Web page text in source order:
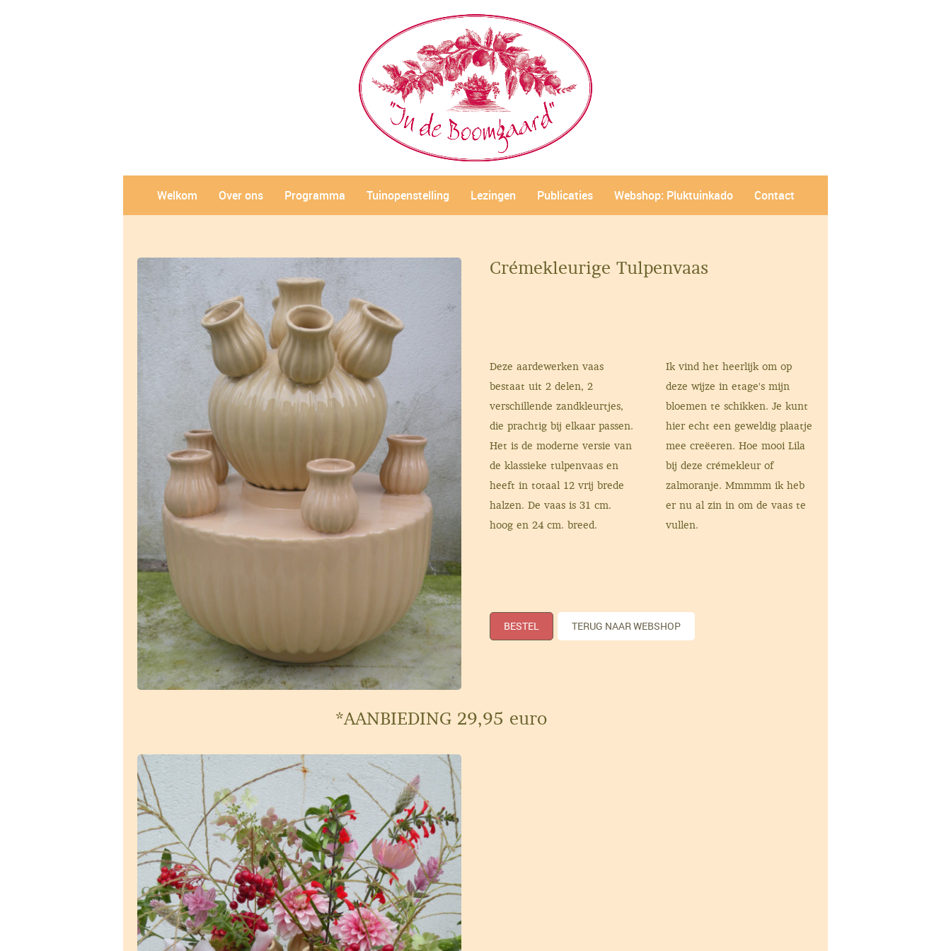
Welkom Over ons Programma Tuinopenstelling Lezingen Publicaties Webshop: Pluktuinkado Contact
Crémekleurige Tulpenvaas
Deze aardewerken vaas
bestaat uit 2 delen, 2
verschillende zandkleurtjes,
die prachtig bij elkaar passen.
Het is de moderne versie van
de klassieke tulpenvaas en
heeft in totaal 12 vrij brede
halzen. De vaas is 31 cm.
hoog en 24 cm. breed.
Ik vind het heerlijk om op
deze wijze in etage's mijn
bloemen te schikken. Je kunt
hier echt een geweldig plaatje
mee creëeren. Hoe mooi Lila
bij deze crémekleur of
zalmoranje. Mmmmm ik heb
er nu al zin in om de vaas te
vullen.
BESTEL TERUG NAAR WEBSHOP
*AANBIEDING 29,95 euro